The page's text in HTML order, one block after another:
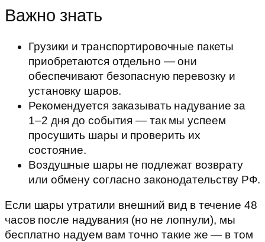
Важно знать
Грузики и транспортировочные пакеты
приобретаются отдельно — они
обеспечивают безопасную перевозку и
установку шаров.
Рекомендуется заказывать надувание за
1–2 дня до события — так мы успеем
просушить шары и проверить их
состояние.
Воздушные шары не подлежат возврату
или обмену согласно законодательству РФ.
Если шары утратили внешний вид в течение 48
часов после надувания (но не лопнули), мы
бесплатно надуем вам точно такие же — в том